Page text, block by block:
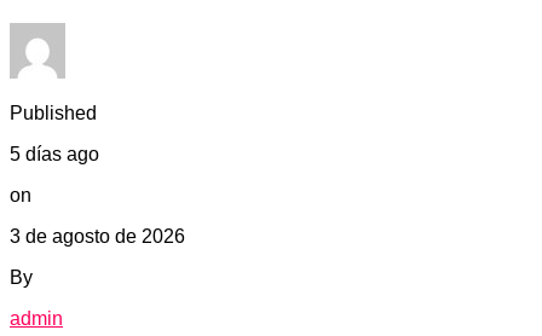
Published
5 días ago
on
3 de agosto de 2026
By
admin